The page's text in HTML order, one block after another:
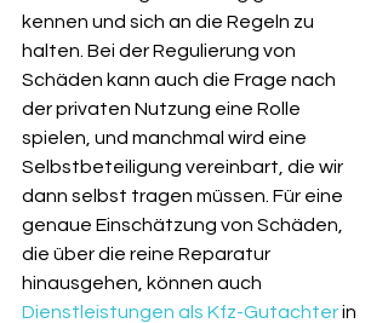
kennen und sich an die Regeln zu
halten. Bei der Regulierung von
Schäden kann auch die Frage nach
der privaten Nutzung eine Rolle
spielen, und manchmal wird eine
Selbstbeteiligung vereinbart, die wir
dann selbst tragen müssen. Für eine
genaue Einschätzung von Schäden,
die über die reine Reparatur
hinausgehen, können auch
Dienstleistungen als Kfz-Gutachter in